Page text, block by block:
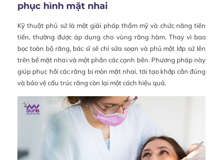
phục hình mặt nhai
Kỹ thuật phủ sứ là một giải pháp thẩm mỹ và chức năng tiên
tiến, thường được áp dụng cho vùng răng hàm. Thay vì bao
bọc toàn bộ răng, bác sĩ sẽ chỉ sửa soạn và phủ một lớp sứ lên
trên bề mặt nhai và một phần các cạnh bên. Phương pháp này
giúp phục hồi các răng bị mòn mặt nhai, tái tạo khớp cắn đúng
và bảo vệ cấu trúc răng còn lại một cách hiệu quả.